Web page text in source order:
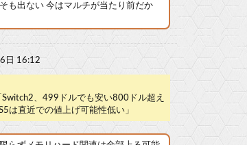
も出ない 今はマルチが当たり前だか
日 16:12
Switch2、499ドルでも安い800ドル超え
は直近での値上げ可能性低い」